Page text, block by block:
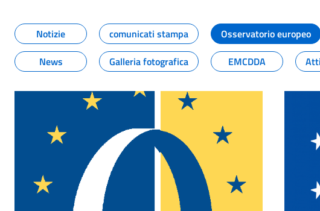
Tutti i contenuti della pagina Notizie
Notizie comunicati stampa Osservatorio europeo
News
Galleria fotografica EMCDDA